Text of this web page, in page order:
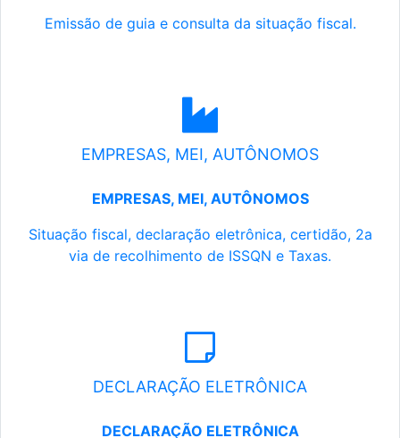
Emissão de guia e consulta da situação fiscal.
EMPRESAS, MEI, AUTÔNOMOS
EMPRESAS, MEI, AUTÔNOMOS
Situação fiscal, declaração eletrônica, certidão, 2a
via de recolhimento de ISSQN e Taxas.
DECLARAÇÃO ELETRÔNICA
DECLARAÇÃO ELETRÔNICA